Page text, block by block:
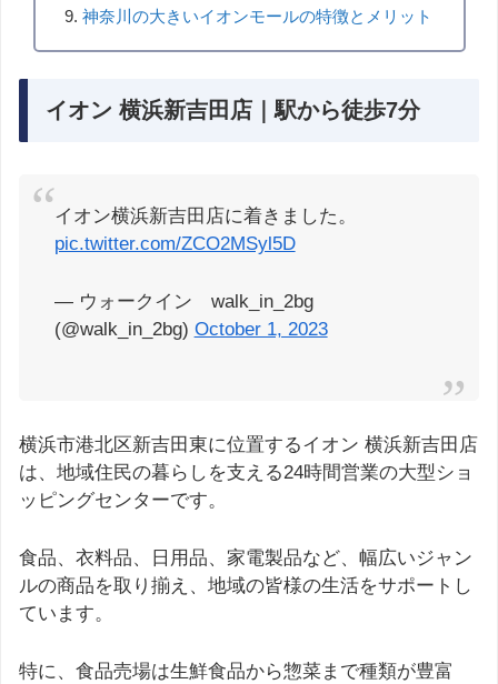
神奈川の大きいイオンモールの特徴とメリット
イオン 横浜新吉田店｜駅から徒歩7分
イオン横浜新吉田店に着きました。
pic.twitter.com/ZCO2MSyl5D
— ウォークイン walk_in_2bg
(@walk_in_2bg) October 1, 2023
横浜市港北区新吉田東に位置するイオン 横浜新吉田店
は、地域住民の暮らしを支える24時間営業の大型ショ
ッピングセンターです。
食品、衣料品、日用品、家電製品など、幅広いジャン
ルの商品を取り揃え、地域の皆様の生活をサポートし
ています。
特に、食品売場は生鮮食品から惣菜まで種類が豊富